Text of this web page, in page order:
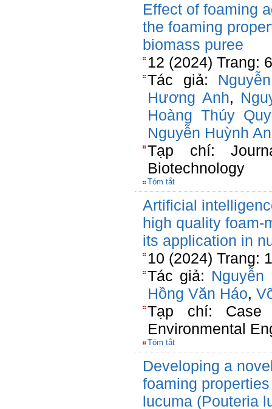
Effect of foaming
the foaming
biomass puree
12 (2024) Trang:
Tác giả:
Hương Anh,
Hoàng Thúy
Nguyễn Huỳnh
Tạp chí:
Biotechnology
Tóm tắt
Artificial
high quality foam-
its application in
10 (2024) Trang:
Tác giả: Nguyễn
Hồng Văn Háo,
Tạp chí: Case
Environmental
Tóm tắt
Developing a
foaming
lucuma (Pouteria